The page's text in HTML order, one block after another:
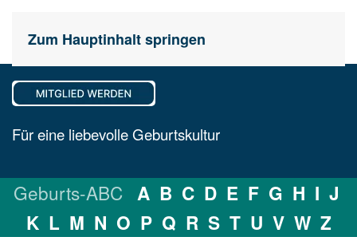
Zum Hauptinhalt springen
Für eine liebevolle Geburtskultur
Geburts-ABC A B C D E F G H I J
K L M N O P Q R S T U V W Z